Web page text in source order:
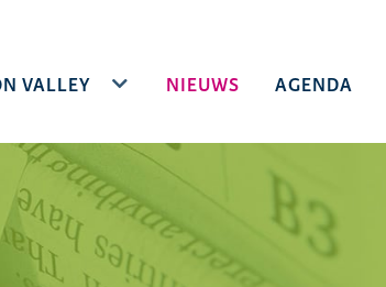
VALLEY TOGGLE DROPDOWN
NIEUWS AGENDA